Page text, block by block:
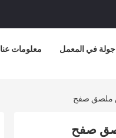
معلومات عنا جولة في المعمل